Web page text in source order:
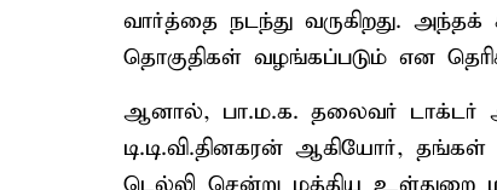
வார்த்தை நடந்து வருகிறது.
தொகுதிகள் வழங்கப்படும் என
ஆனால், பா.ம.க. தலைவர் டாக்டர்
டி.டி.வி.தினகரன் ஆகியோர்,